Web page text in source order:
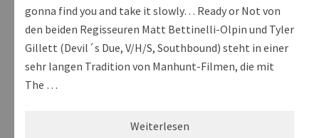
gonna find you and take it slowly… Ready or Not von
den beiden Regisseuren Matt Bettinelli-Olpin und Tyler
Gillett (Devil´s Due, V/H/S, Southbound) steht in einer
sehr langen Tradition von Manhunt-Filmen, die mit
The …
Weiterlesen